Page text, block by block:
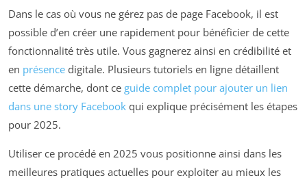
Dans le cas où vous ne gérez pas de page Facebook, il est
possible d’en créer une rapidement pour bénéficier de cette
fonctionnalité très utile. Vous gagnerez ainsi en crédibilité et
en présence digitale. Plusieurs tutoriels en ligne détaillent
cette démarche, dont ce guide complet pour ajouter un lien
dans une story Facebook qui explique précisément les étapes
pour 2025.
Utiliser ce procédé en 2025 vous positionne ainsi dans les
meilleures pratiques actuelles pour exploiter au mieux les